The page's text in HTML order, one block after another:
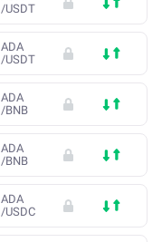
/USDT
ADA
/USDT
ADA
/BNB
ADA
/BNB
ADA
/USDC